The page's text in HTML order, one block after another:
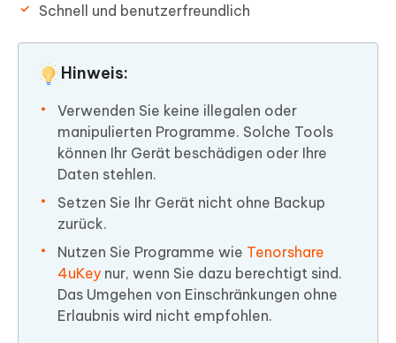
Schnell und benutzerfreundlich
Hinweis:
Verwenden Sie keine illegalen oder
manipulierten Programme. Solche Tools
können Ihr Gerät beschädigen oder Ihre
Daten stehlen.
Setzen Sie Ihr Gerät nicht ohne Backup
zurück.
Nutzen Sie Programme wie Tenorshare
4uKey nur, wenn Sie dazu berechtigt sind.
Das Umgehen von Einschränkungen ohne
Erlaubnis wird nicht empfohlen.